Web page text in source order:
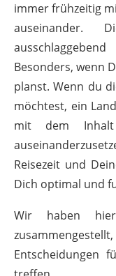
immer frühzeitig
Besonders, wenn
planst. Wenn du
möchtest, ein
mit dem Inhalt
Reisezeit und
Dich optimal und
Wir haben
Entscheidungen